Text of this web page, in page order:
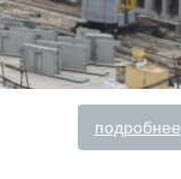
подробнее